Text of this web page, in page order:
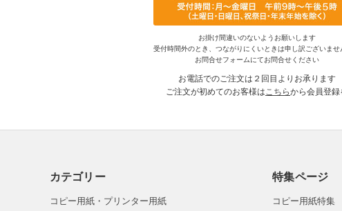
お掛け間違いのないようお願いします
受付時間外のとき、つながりにくいときは申し訳ございませ
お問合せフォームにてお問合せください
お電話でのご注文は２回目よりお承ります
ご注文が初めてのお客様はこちらから会員登録
カテゴリー
コピー用紙・プリンター用紙
特集ページ
コピー用紙特集